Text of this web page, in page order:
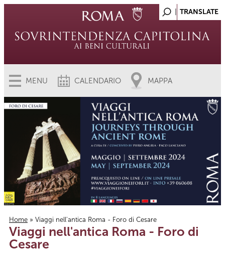
MENU CALENDARIO MAPPA
Tu sei qui
Home » Viaggi nell'antica Roma - Foro di Cesare
Viaggi nell'antica Roma - Foro di
Cesare